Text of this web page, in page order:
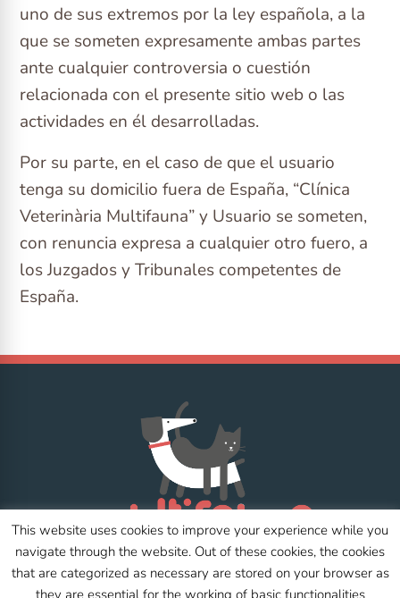
uno de sus extremos por la ley española, a la
que se someten expresamente ambas partes
ante cualquier controversia o cuestión
relacionada con el presente sitio web o las
actividades en él desarrolladas.
Por su parte, en el caso de que el usuario
tenga su domicilio fuera de España, “Clínica
Veterinària Multifauna” y Usuario se someten,
con renuncia expresa a cualquier otro fuero, a
los Juzgados y Tribunales competentes de
España.
This website uses cookies to improve your experience while you
navigate through the website. Out of these cookies, the cookies
that are categorized as necessary are stored on your browser as
they are essential for the working of basic functionalities